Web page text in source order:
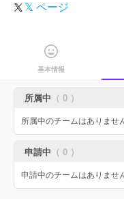
𝕏 ページ
基本情報
所属中 （ 0 ）
所属中のチームはありませ
申請中 （ 0 ）
申請中のチームはありませ